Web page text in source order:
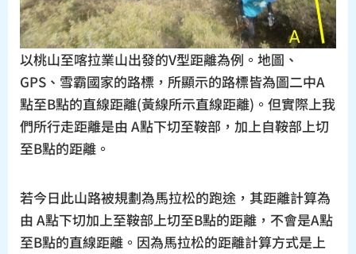
以桃山至喀拉業山出發的V型距離為例。地圖、
GPS、雪霸國家的路標，所顯示的路標皆為圖二中A
點至B點的直線距離(黃線所示直線距離)。但實際上我
們所行走距離是由 A點下切至鞍部，加上自鞍部上切
至B點的距離。
若今日此山路被規劃為馬拉松的跑途，其距離計算為
由 A點下切加上至鞍部上切至B點的距離，不會是A點
至B點的直線距離。因為馬拉松的距離計算方式是上